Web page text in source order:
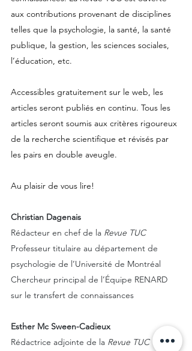
aux contributions provenant de disciplines
telles que la psychologie, la santé, la santé
publique, la gestion, les sciences sociales,
l’éducation, etc.
Accessibles gratuitement sur le web, les
articles seront publiés en continu. Tous les
articles seront soumis aux critères rigoureux
de la recherche scientifique et révisés par
les pairs en double aveugle.
Au plaisir de vous lire!
Christian Dagenais
Rédacteur en chef de la Revue TUC
Professeur titulaire au département de
psychologie de l’Université de Montréal
Chercheur principal de l’Équipe RENARD
sur le transfert de connaissances
Esther Mc Sween-Cadieux
Rédactrice adjointe de la Revue TUC